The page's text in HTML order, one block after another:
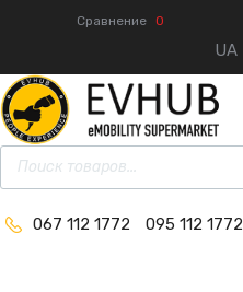
Сравнение 0
UA
067 112 1772 095 112 1772